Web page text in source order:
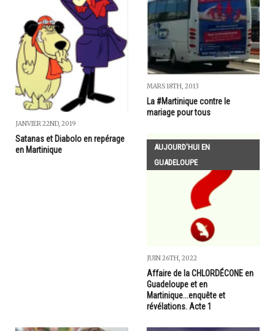
JANVIER 22ND, 2019
Satanas et Diabolo en repérage
en Martinique
MARS 18TH, 2013
La #Martinique contre le
mariage pour tous
AUJOURD'HUI EN
GUADELOUPE
JUIN 26TH, 2022
Affaire de la CHLORDÉCONE en
Guadeloupe et en
Martinique...enquête et
révélations. Acte 1